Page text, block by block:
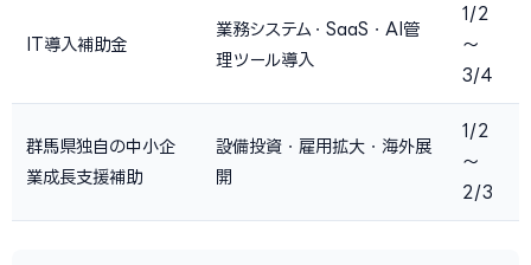
IT導入補助金
業務システム・SaaS・AI管
理ツール導入
1/2
〜
3/4
群馬県独自の中小企
業成長支援補助
設備投資・雇用拡大・海外展
開
1/2
〜
2/3